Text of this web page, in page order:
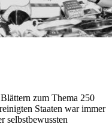
zum Thema 250
Staaten war immer
selbstbewussten